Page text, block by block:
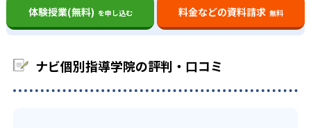
ナビ個別指導学院の講師は、子どもの小さな頑張りを見逃
さず、ほめることで、子どものやる気を引き出すという学
習方針をとっている。勉強のやり方が分からずに勉強嫌い
題が解けたらほめることで、勉強が楽しくなる。やる気が
ており、中学校ごとの細やかな対応を心がけている。
高校生
子ども一人ひとりに合わせた学習カリキュラム・勉強方法
を組み立てることができるので、自分のペースで勉強でき
どんなデメリットがある？
ナビ個別指導学院は、小学生コースの場合、基本はオリジ
書籍や、他塾のテキストによる授業ができない場合があ
る。詳細は各教室に問い合わせよう。
また、科目数が比較的少なめ。小学生「算国英」、中学生
体験授業(無料) を申し込む 料金などの資料請求 無料
ナビ個別指導学院の評判・口コミ